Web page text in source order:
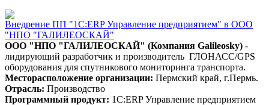
Внедрение ПП "1С:ERP Управление предприятием" в ООО
"НПО "ГАЛИЛЕОСКАЙ"
ООО "НПО "ГАЛИЛЕОСКАЙ" (Компания Galileosky) -
лидирующий разработчик и производитель ГЛОНАСС/GPS
оборудования для спутникового мониторинга транспорта.
Месторасположение организации: Пермский край, г.Пермь.
Отрасль: Производство
Программный продукт: 1С:ERP Управление предприятием